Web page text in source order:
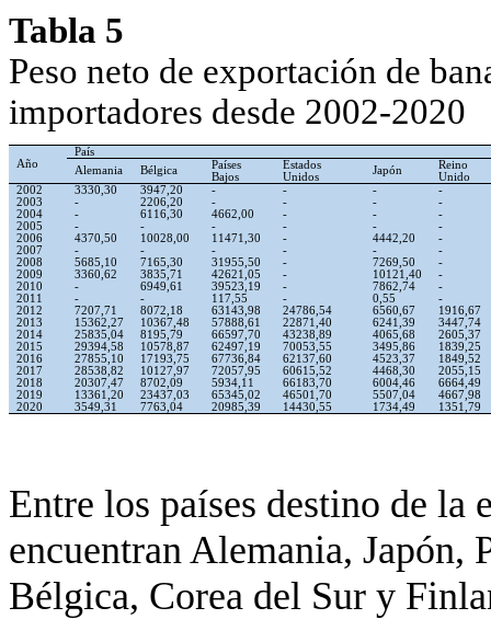
Tabla 5
Peso neto de exportación de
importadores desde 2002-2020
Año
País
Alemania
Bélgica
Países
Bajos
Estados
Unidos
Japón
Reino
Unido
2002
3330,30 3947,20 - - -
-
2003
- 2206,20 - - -
-
2004
- 6116,30 4662,00 - -
-
2005
- - - - -
-
2006
4370,50 10028,00 11471,30 - 4442,20
-
2007
- - - - -
-
2008
5685,10 7165,30 31955,50 - 7269,50
-
2009
3360,62 3835,71 42621,05 - 10121,40
-
2010
- 6949,61 39523,19 - 7862,74
-
2011
- - 117,55 - 0,55
-
2012
7207,71 8072,18 63143,98 24786,54 6560,67
1916,67
2013
15362,27 10367,48 57888,61 22871,40 6241,39
3447,74
2014
25835,04 8195,79 66597,70 43238,89 4065,68
2605,37
2015
29394,58 10578,87 62497,19 70053,55 3495,86
1839,25
2016
27855,10 17193,75 67736,84 62137,60 4523,37
1849,52
2017
28538,82 10127,97 72057,95 60615,52 4468,30
2055,15
2018
20307,47 8702,09 5934,11 66183,70 6004,46
6664,49
2019
13361,20 23437,03 65345,02 46501,70 5507,04
4667,98
2020
3549,31 7763,04 20985,39 14430,55 1734,49 1351,79
Entre los países destino de la
encuentran Alemania, Japón,
Bélgica, Corea del Sur y